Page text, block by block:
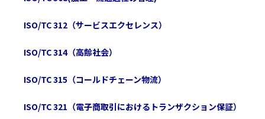
ISO/TC 312（サービスエクセレンス）
ISO/TC 314（高齢社会）
ISO/TC 315（コールドチェーン物流）
ISO/TC 321（電子商取引におけるトランザクション保証）